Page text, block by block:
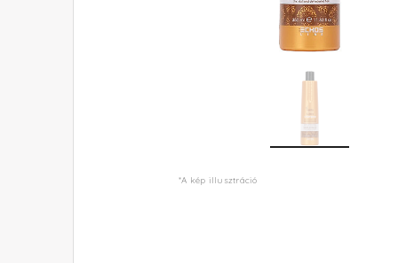
*A kép illusztráció